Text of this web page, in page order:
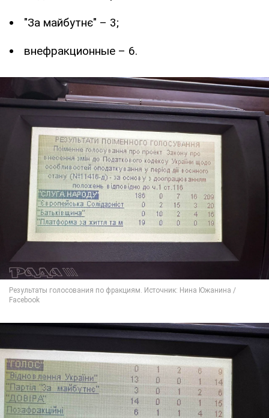
"За майбутнє" – 3;
внефракционные – 6.